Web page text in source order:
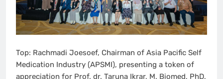
Top: Rachmadi Joesoef, Chairman of Asia Pacific Self
Medication Industry (APSMI), presenting a token of
appreciation for Prof. dr. Taruna Ikrar, M. Biomed, PhD,